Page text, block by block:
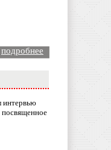
подробнее
интервью